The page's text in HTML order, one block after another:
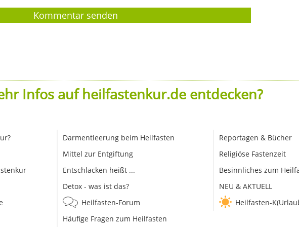
Infos auf heilfastenkur.de entdecken?
Darmentleerung beim Heilfasten
Mittel zur Entgiftung
Entschlacken heißt ...
Detox - was ist das?
Heilfasten-Forum
Häufige Fragen zum Heilfasten
Reportagen & Bücher
Religiöse Fastenzeit
Besinnliches zum
NEU & AKTUELL
Heilfasten-